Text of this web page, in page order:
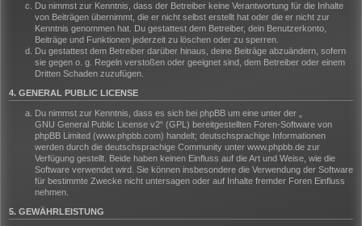
Du nimmst zur Kenntnis, dass der Betreiber keine Verantwortung für die Inhalte
von Beiträgen übernimmt, die er nicht selbst erstellt hat oder die er nicht zur
Kenntnis genommen hat. Du gestattest dem Betreiber, dein Benutzerkonto,
Beiträge und Funktionen jederzeit zu löschen oder zu sperren.
Du gestattest dem Betreiber darüber hinaus, deine Beiträge abzuändern, sofern
sie gegen o. g. Regeln verstoßen oder geeignet sind, dem Betreiber oder einem
Dritten Schaden zuzufügen.
4. GENERAL PUBLIC LICENSE
Du nimmst zur Kenntnis, dass es sich bei phpBB um eine unter der „
GNU General Public License v2“ (GPL) bereitgestellten Foren-Software von
phpBB Limited (www.phpbb.com) handelt; deutschsprachige Informationen
werden durch die deutschsprachige Community unter www.phpbb.de zur
Verfügung gestellt. Beide haben keinen Einfluss auf die Art und Weise, wie die
Software verwendet wird. Sie können insbesondere die Verwendung der Software
für bestimmte Zwecke nicht untersagen oder auf Inhalte fremder Foren Einfluss
nehmen.
5. GEWÄHRLEISTUNG